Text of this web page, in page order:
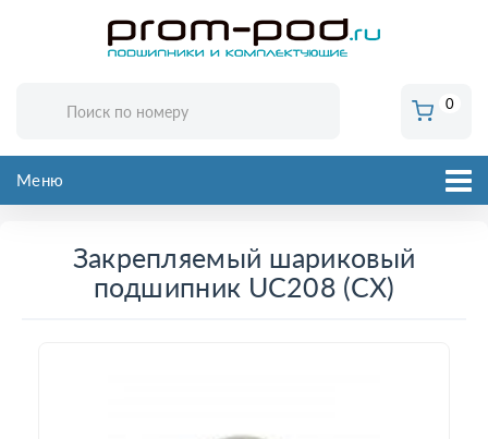
0
Меню
Закрепляемый шариковый
подшипник UC208 (CX)